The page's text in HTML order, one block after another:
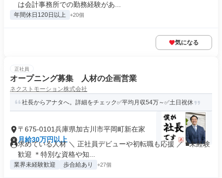
は会計事務所での勤務経験があ...
年間休日120日以上 +20個
気になる
正社員
オープニング募集 人材の企画営業
ネクストモーション株式会社
社長からアナタへ。詳細をチェック✅平均月収54万～✅土日祝休
〒675-0101兵庫県加古川市平岡町新在家
月給30万円以上
求めている人材 ＼ 正社員デビューや初転職も応援 ／ ■未経験
歓迎 ＊特別な資格や知...
業界未経験歓迎 歩合給あり +27個